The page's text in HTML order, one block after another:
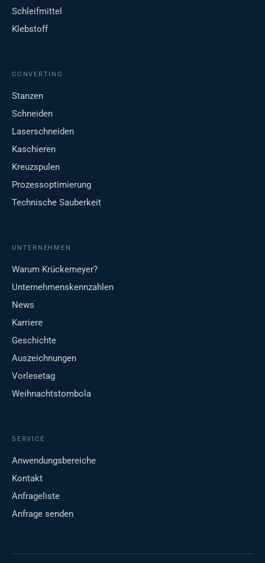
Schleifmittel
Klebstoff
CONVERTING
Stanzen
Schneiden
Laserschneiden
Kaschieren
Kreuzspulen
Prozessoptimierung
Technische Sauberkeit
UNTERNEHMEN
Warum Krückemeyer?
Unternehmenskennzahlen
News
Karriere
Geschichte
Auszeichnungen
Vorlesetag
Weihnachtstombola
SERVICE
Anwendungsbereiche
Kontakt
Anfrageliste
Anfrage senden